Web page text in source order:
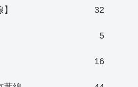
32
5
16